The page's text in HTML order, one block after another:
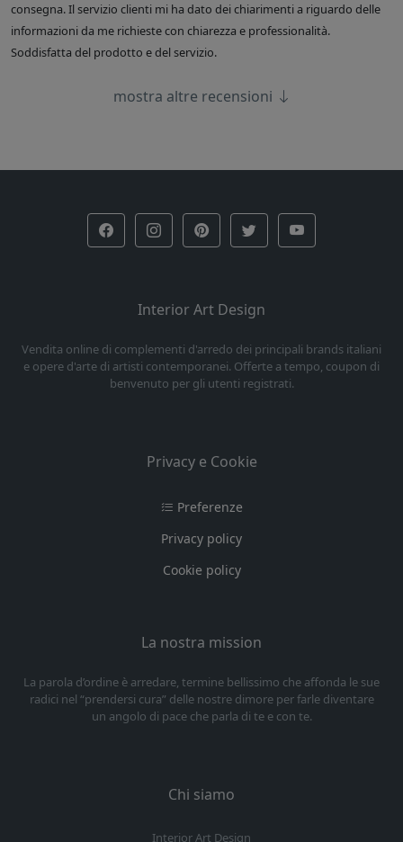
consegna. Il servizio clienti mi ha dato dei chiarimenti a riguardo delle
informazioni da me richieste con chiarezza e professionalità.
Soddisfatta del prodotto e del servizio.
mostra altre recensioni
Interior Art Design
Vendita online di complementi d'arredo dei principali brands italiani
e opere d'arte di artisti contemporanei. Offerte a tempo, coupon di
benvenuto per gli utenti registrati.
Privacy e Cookie
Preferenze
Privacy policy
Cookie policy
La nostra mission
La parola d’ordine è arredare, termine bellissimo che affonda le sue
radici nel “prendersi cura” delle nostre dimore per farle diventare
un angolo di pace che parla di te e con te.
Chi siamo
Interior Art Design